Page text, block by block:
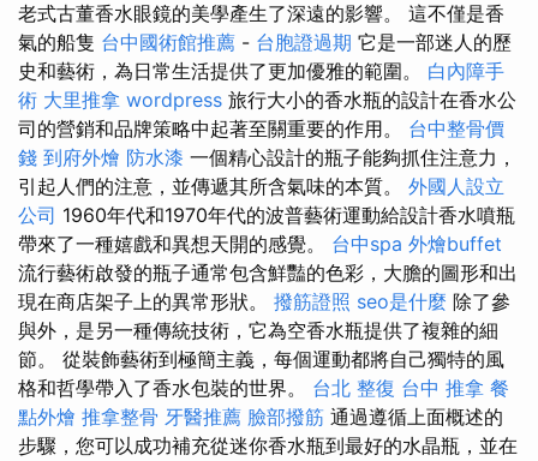
老式古董香水眼鏡的美學產生了深遠的影響。 這不僅是香
氣的船隻 台中國術館推薦 - 台胞證過期 它是一部迷人的歷
史和藝術，為日常生活提供了更加優雅的範圍。 白內障手
術 大里推拿 wordpress 旅行大小的香水瓶的設計在香水公
司的營銷和品牌策略中起著至關重要的作用。 台中整骨價
錢 到府外燴 防水漆 一個精心設計的瓶子能夠抓住注意力，
引起人們的注意，並傳遞其所含氣味的本質。 外國人設立
公司 1960年代和1970年代的波普藝術運動給設計香水噴瓶
帶來了一種嬉戲和異想天開的感覺。 台中spa 外燴buffet
流行藝術啟發的瓶子通常包含鮮豔的色彩，大膽的圖形和出
現在商店架子上的異常形狀。 撥筋證照 seo是什麼 除了參
與外，是另一種傳統技術，它為空香水瓶提供了複雜的細
節。 從裝飾藝術到極簡主義，每個運動都將自己獨特的風
格和哲學帶入了香水包裝的世界。 台北 整復 台中 推拿 餐
點外燴 推拿整骨 牙醫推薦 臉部撥筋 通過遵循上面概述的
步驟，您可以成功補充從迷你香水瓶到最好的水晶瓶，並在